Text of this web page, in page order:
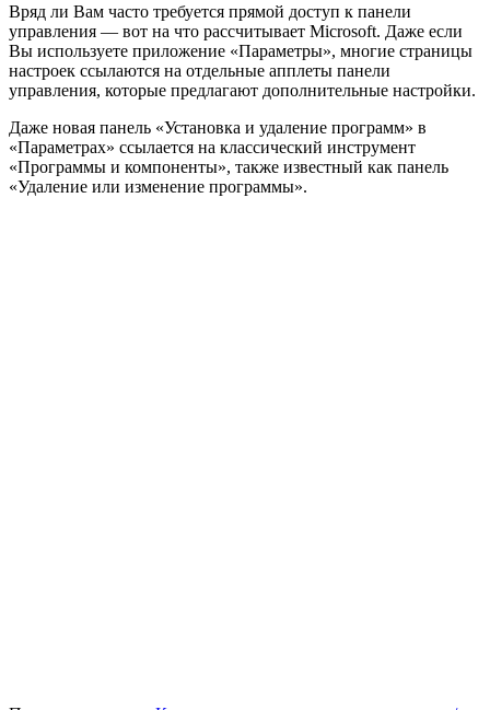
Вряд ли Вам часто требуется прямой доступ к панели
управления — вот на что рассчитывает Microsoft. Даже если
Вы используете приложение «Параметры», многие страницы
настроек ссылаются на отдельные апплеты панели
управления, которые предлагают дополнительные настройки.
Даже новая панель «Установка и удаление программ» в
«Параметрах» ссылается на классический инструмент
«Программы и компоненты», также известный как панель
«Удаление или изменение программы».